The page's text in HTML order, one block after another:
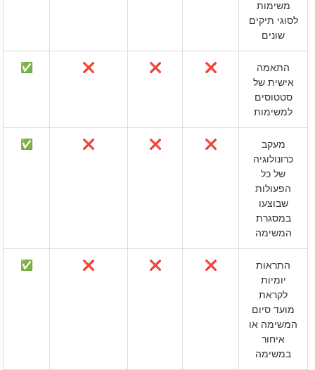
משימות
לסוגי תיקים
שונים
התאמה
אישית של
סטטוסים
למשימות
❌
❌
❌
✅
מעקב
כרונולוגיה
של כל
הפעולות
שבוצעו
במסגרת
המשימה
❌
❌
❌
✅
התראות
יומיות
לקראת
מועד סיום
המשימה או
איחור
במשימה
❌
❌
❌
✅